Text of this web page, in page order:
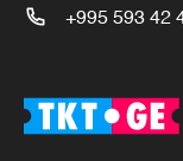
+995 593 42